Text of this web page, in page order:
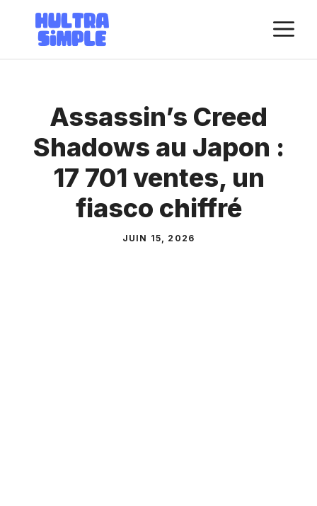
contenu
Assassin’s Creed
Shadows au Japon :
17 701 ventes, un
fiasco chiffré
JUIN 15, 2026